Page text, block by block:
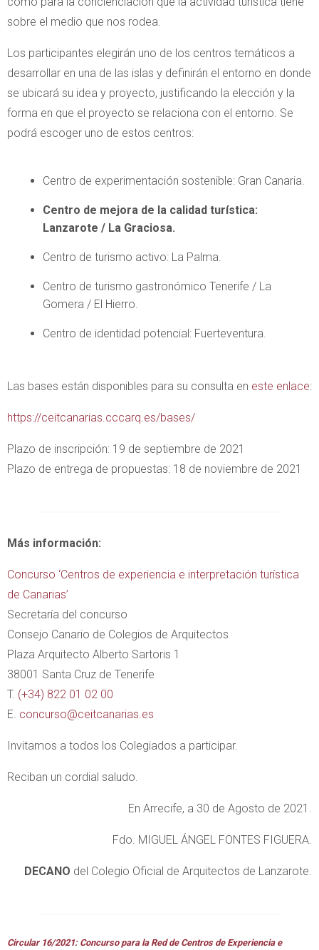
sobre el medio que nos rodea.
Los participantes elegirán uno de los centros temáticos a
desarrollar en una de las islas y definirán el entorno en donde
se ubicará su idea y proyecto, justificando la elección y la
forma en que el proyecto se relaciona con el entorno. Se
podrá escoger uno de estos centros:
Centro de experimentación sostenible: Gran Canaria.
Centro de mejora de la calidad turística:
Lanzarote / La Graciosa.
Centro de turismo activo: La Palma.
Centro de turismo gastronómico Tenerife / La
Gomera / El Hierro.
Centro de identidad potencial: Fuerteventura.
Las bases están disponibles para su consulta en este enlace:
https://ceitcanarias.cccarq.es/bases/
Plazo de inscripción: 19 de septiembre de 2021
Plazo de entrega de propuestas: 18 de noviembre de 2021
Más información:
Concurso ‘Centros de experiencia e interpretación turística
de Canarias’
Secretaría del concurso
Consejo Canario de Colegios de Arquitectos
Plaza Arquitecto Alberto Sartoris 1
38001 Santa Cruz de Tenerife
T. (+34) 822 01 02 00
E. concurso@ceitcanarias.es
Invitamos a todos los Colegiados a participar.
Reciban un cordial saludo.
En Arrecife, a 30 de Agosto de 2021.
Fdo. MIGUEL ÁNGEL FONTES FIGUERA.
DECANO del Colegio Oficial de Arquitectos de Lanzarote.
Circular 16/2021: Concurso para la Red de Centros de Experiencia e